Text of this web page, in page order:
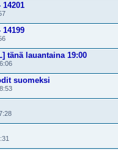
tänä lauantaina 19:00
suomeksi